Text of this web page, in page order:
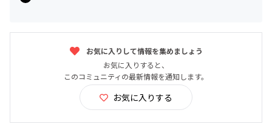
お気に入りして情報を集めましょう
お気に入りすると、
このコミュニティの最新情報を通知します。
お気に入りする